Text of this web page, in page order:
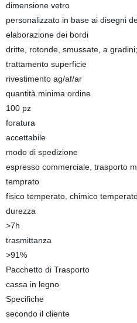
dimensione vetro
personalizzato in base ai disegni
elaborazione dei bordi
dritte, rotonde, smussate, a
trattamento superficie
rivestimento ag/af/ar
quantità minima ordine
100 pz
foratura
accettabile
modo di spedizione
espresso commerciale, trasporto
temprato
fisico temperato, chimico
durezza
>7h
trasmittanza
>91%
Pacchetto di Trasporto
cassa in legno
Specifiche
secondo il cliente